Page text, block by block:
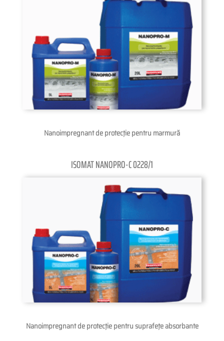
Nanoimpregnant de protecţie pentru marmură
ISOMAT NANOPRO-C 0228/1
Nanoimpregnant de protecţie pentru suprafeţe absorbante